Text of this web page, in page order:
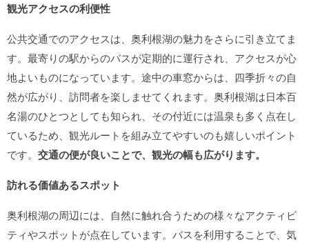
観光アクセスの利便性
公共交通でのアクセスは、奥利根湖の魅力をさらに引き立てま
す。最寄りの駅からのバスが定期的に運行され、アクセスが心
地よいものになっています。途中の車窓からは、四季折々の自
然が広がり、訪問者を楽しませてくれます。奥利根湖は日本百
名湯のひとつとしても知られ、その付近には温泉も多く点在し
ているため、観光ルートを組み立てやすいのも嬉しいポイント
です。 交通の便が良いことで、観光の幅も広がります。
訪れる価値あるスポット
奥利根湖の周辺には、自然に触れ合うための様々なアクティビ
ティやスポットが点在しています。バスを利用することで、気